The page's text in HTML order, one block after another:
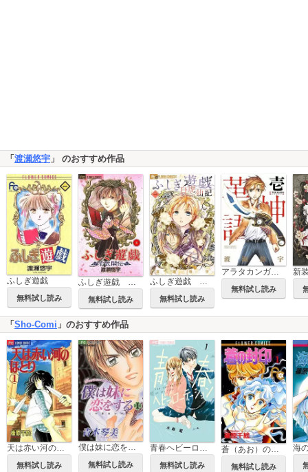
「渡瀬悠宇 」 のおすすめ作品
ふしぎ遊戯
無料試し読み
ふしぎ遊戯 玄武開伝
無料試し読み
ふしぎ遊戯 白虎仙記
無料試し読み
アラタカンガタリ～革神語～ リマスター版
無料試し読み
新
「 Sho-Comi 」のおすすめ作品
天は赤い河のほとり
無料試し読み
僕は妹に恋をする
無料試し読み
青春ヘビーローテーション
無料試し読み
蒼（あお）の封印
無料試し読み
海